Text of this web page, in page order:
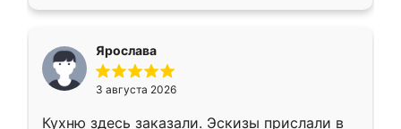
Ярослава
3 августа 2026
Кухню здесь заказали. Эскизы прислали в